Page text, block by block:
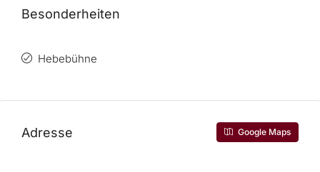
Besonderheiten
Hebebühne
Adresse Google Maps